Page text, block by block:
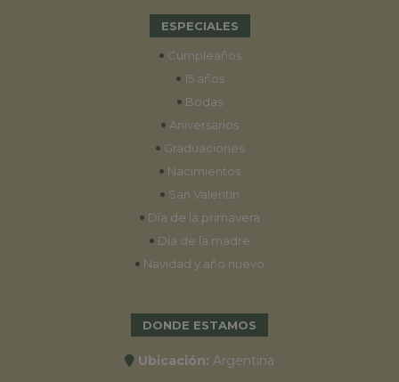
ESPECIALES
• Cumpleaños
• 15 años
• Bodas
• Aniversarios
• Graduaciones
• Nacimientos
• San Valentín
• Día de la primavera
• Día de la madre
• Navidad y año nuevo
DONDE ESTAMOS
Ubicación: Argentina